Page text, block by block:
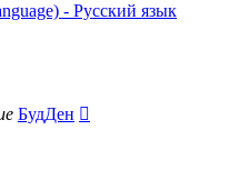
- Русский язык
БудДен